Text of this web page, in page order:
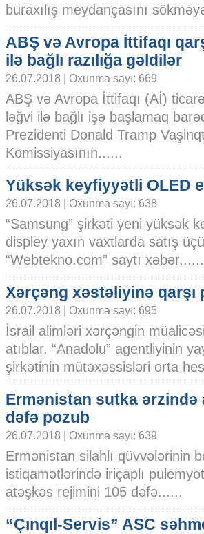
buraxılış meydançasını
ABŞ və Avropa İttifaqı
ilə bağlı razılığa gəldilər
26.07.2018 | Oxunma sayı: 669
ABŞ və Avropa İttifaqı (Aİ)
ləğvi ilə bağlı işə başlamaq
Prezidenti Donald Tramp
Komissiyasının......
Yüksək keyfiyyətli OLED
26.07.2018 | Oxunma sayı: 638
“Samsung” şirkəti yeni yüksək
displey yaxın vaxtlarda satış
“Webtekno.com” saytı xəbər......
Xərçəng xəstəliyinə
26.07.2018 | Oxunma sayı: 695
İsrail alimləri xərçəngin
atıblar. “Anadolu” agentliyinin
şirkətinin mütəxəssisləri orta
Ermənistan sutka ərzində
dəfə pozub
26.07.2018 | Oxunma sayı: 639
Ermənistan silahlı qüvvələrinin
istiqamətlərində iriçaplı
atəşkəs rejimini 105 dəfə......
“Çınqıl-Servis” ASC